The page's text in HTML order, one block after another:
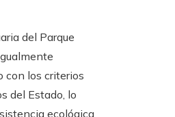
del Parque
con los criterios
del Estado, lo
ecológica